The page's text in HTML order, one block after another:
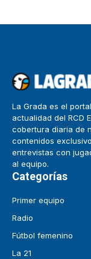
La Grada es el
actualidad del RCD
cobertura diaria de
contenidos
entrevistas con
al equipo.
Categorías
Primer equipo
Radio
Fútbol femenino
La 21